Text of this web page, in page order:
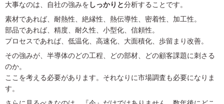
大事なのは、自社の強みを しっかりと分析することです。
素材であれば、耐熱性、絶縁性、熱伝導性、密着性、加工性。
部品であれば、精度、耐久性、小型化、信頼性。
プロセスであれば、低温化、高速化、大面積化、歩留まり改善。
その強みが、半導体のどの工程、どの部材、どの顧客課題に刺さる
のか。
ここを考える必要があります。それなりに市場調査も必要になりま
す。